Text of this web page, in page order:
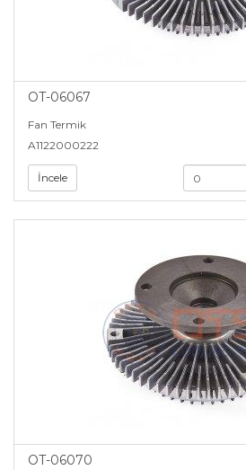
OT-06067
Fan Termik
A1122000222
İncele
OT-06070